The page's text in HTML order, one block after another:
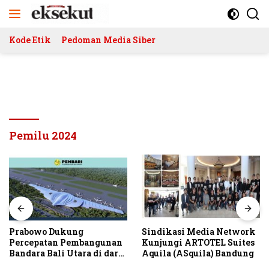
Kode Etik Pedoman Media Siber
Pemilu 2024
Prabowo Dukung
Percepatan Pembangunan
Bandara Bali Utara di darat
Sindikasi Media Network
Kunjungi ARTOTEL Suites
Aquila (ASquila) Bandung